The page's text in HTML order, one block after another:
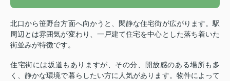
北口から笹野台方面へ向かうと、閑静な住宅街が広がります。 駅
周辺とは雰囲気が変わり、一戸建て住宅を中心とした落ち着いた
街並みが特徴です。
住宅街には坂道もありますが、その分、開放感のある場所も多
く、静かな環境で暮らしたい方に人気があります。 物件によって